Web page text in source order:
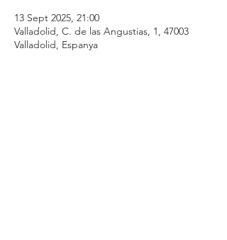
13 Sept 2025, 21:00
Valladolid, C. de las Angustias, 1, 47003
Valladolid, Espanya